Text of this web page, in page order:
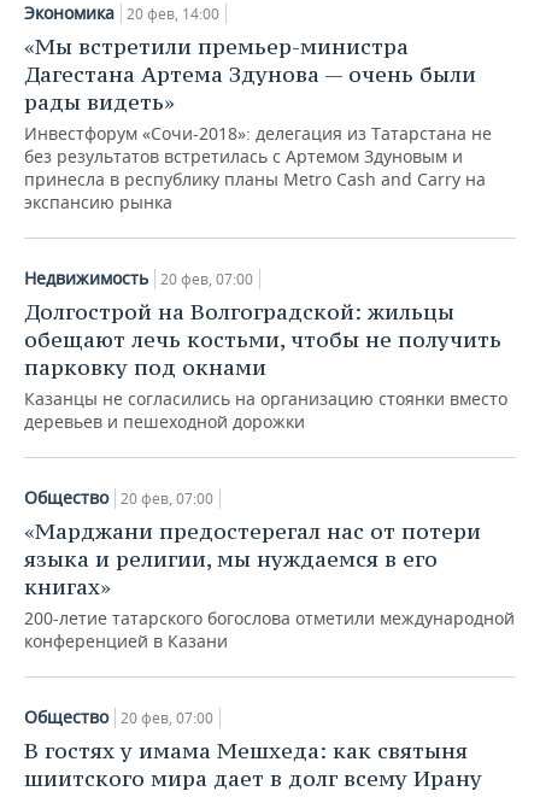
Экономика 20 фев, 14:00
«Мы встретили премьер-министра
Дагестана Артема Здунова — очень были
рады видеть»
Инвестфорум «Сочи-2018»: делегация из Татарстана не
без результатов встретилась с Артемом Здуновым и
принесла в республику планы Metro Cash and Carry на
экспансию рынка
Недвижимость 20 фев, 07:00
Долгострой на Волгоградской: жильцы
обещают лечь костьми, чтобы не получить
парковку под окнами
Казанцы не согласились на организацию стоянки вместо
деревьев и пешеходной дорожки
Общество 20 фев, 07:00
«Марджани предостерегал нас от потери
языка и религии, мы нуждаемся в его
книгах»
200-летие татарского богослова отметили международной
конференцией в Казани
Общество 20 фев, 07:00
В гостях у имама Мешхеда: как святыня
шиитского мира дает в долг всему Ирану